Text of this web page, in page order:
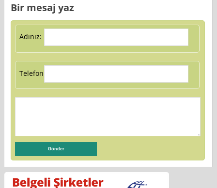
Bir mesaj yaz
Adınız:
Telefon: